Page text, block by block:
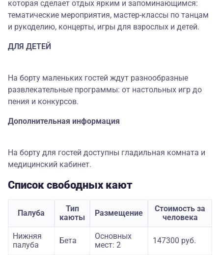
которая сделает отдых ярким и запоминающимся:
тематические мероприятия, мастер-классы по танцам
и рукоделию, концерты, игры для взрослых и детей.
ДЛЯ ДЕТЕЙ
На борту маленьких гостей ждут разнообразные
развлекательные программы: от настольных игр до
пения и конкурсов.
Дополнительная информация
На борту для гостей доступны гладильная комната и
медицинский кабинет.
Список свободных кают
Палуба
Тип
каюты
Размещение
Стоимость за
человека
Нижняя
палуба
Бета
Основных
мест: 2
147300 руб.